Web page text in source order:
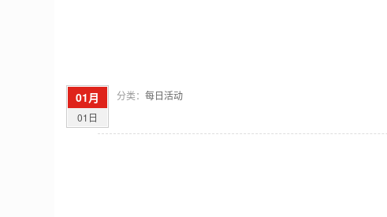
01月
01日
分类： 每日活动